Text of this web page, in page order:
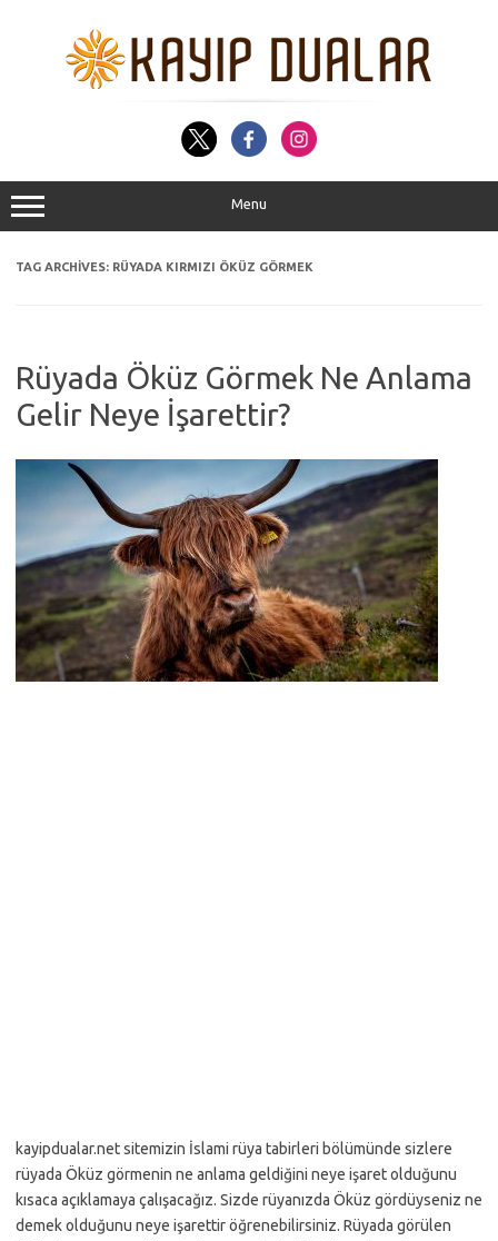
Menu
TAG ARCHIVES: RÜYADA KIRMIZI ÖKÜZ GÖRMEK
Rüyada Öküz Görmek Ne Anlama
Gelir Neye İşarettir?
kayipdualar.net sitemizin İslami rüya tabirleri bölümünde sizlere
rüyada Öküz görmenin ne anlama geldiğini neye işaret olduğunu
kısaca açıklamaya çalışacağız. Sizde rüyanızda Öküz gördüyseniz ne
demek olduğunu neye işarettir öğrenebilirsiniz. Rüyada görülen